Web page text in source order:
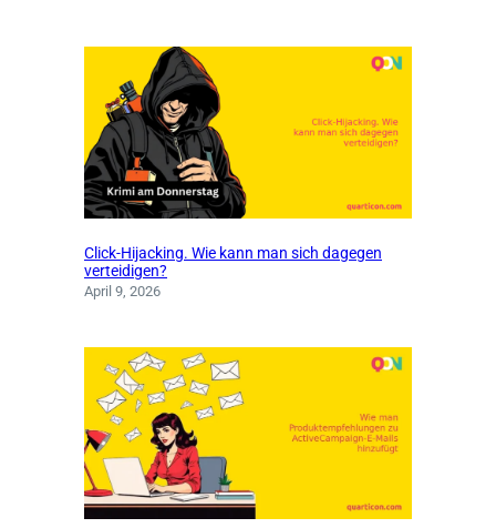
Click-Hijacking. Wie kann man sich dagegen
verteidigen?
April 9, 2026